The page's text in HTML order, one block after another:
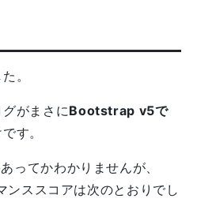
。
がまさにBootstrap v5で
す。
ってかわかりませんが、
ススコアは次のとおりでし